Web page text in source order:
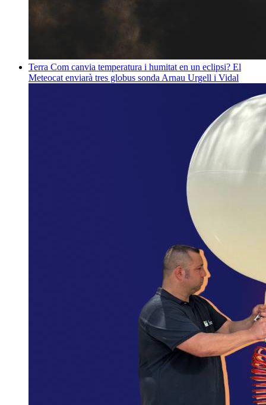
Terra Com canvia temperatura i humitat en un eclipsi? El
Meteocat enviarà tres globus sonda Arnau Urgell i Vidal